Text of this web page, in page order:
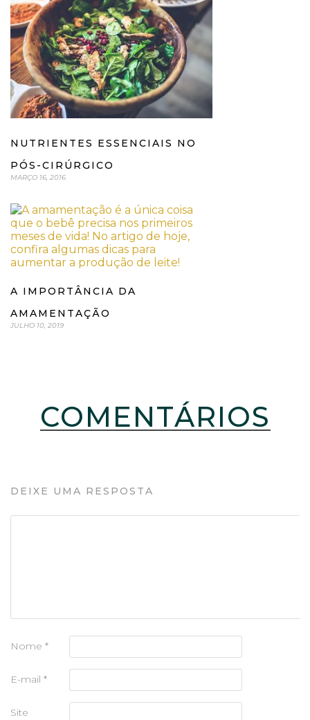
NUTRIENTES ESSENCIAIS NO
PÓS-CIRÚRGICO
MARÇO 16, 2016
A IMPORTÂNCIA DA
AMAMENTAÇÃO
JULHO 10, 2019
COMENTÁRIOS
DEIXE UMA RESPOSTA
Nome *
E-mail *
Site